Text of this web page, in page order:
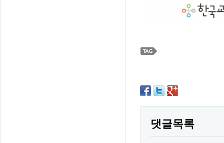
댓글목록